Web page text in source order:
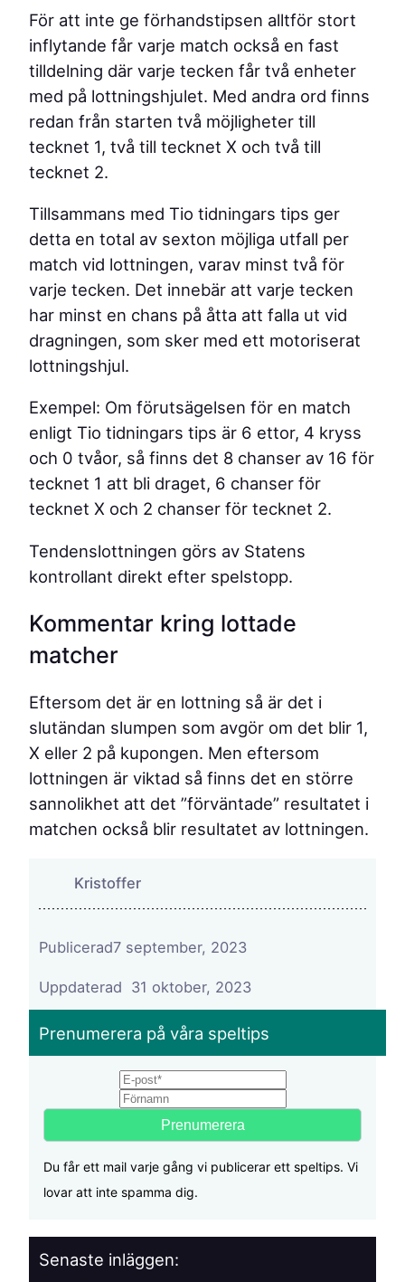
För att inte ge förhandstipsen alltför stort
inflytande får varje match också en fast
tilldelning där varje tecken får två enheter
med på lottningshjulet. Med andra ord finns
redan från starten två möjligheter till
tecknet 1, två till tecknet X och två till
tecknet 2.
Tillsammans med Tio tidningars tips ger
detta en total av sexton möjliga utfall per
match vid lottningen, varav minst två för
varje tecken. Det innebär att varje tecken
har minst en chans på åtta att falla ut vid
dragningen, som sker med ett motoriserat
lottningshjul.
Exempel: Om förutsägelsen för en match
enligt Tio tidningars tips är 6 ettor, 4 kryss
och 0 tvåor, så finns det 8 chanser av 16 för
tecknet 1 att bli draget, 6 chanser för
tecknet X och 2 chanser för tecknet 2.
Tendenslottningen görs av Statens
kontrollant direkt efter spelstopp.
Kommentar kring lottade
matcher
Eftersom det är en lottning så är det i
slutändan slumpen som avgör om det blir 1,
X eller 2 på kupongen. Men eftersom
lottningen är viktad så finns det en större
sannolikhet att det ”förväntade” resultatet i
matchen också blir resultatet av lottningen.
Kristoffer
Publicerad7 september, 2023
31 oktober, 2023
Prenumerera på våra speltips
Du får ett mail varje gång vi publicerar ett speltips. Vi
lovar att inte spamma dig.
Senaste inläggen: